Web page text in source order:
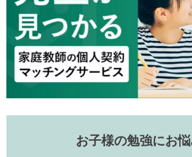
お子様の勉強にお